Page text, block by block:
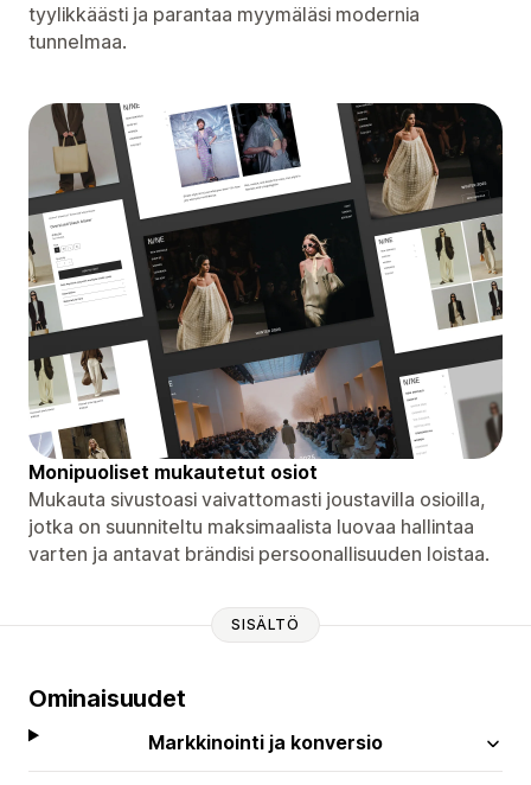
tyylikkäästi ja parantaa myymäläsi modernia
tunnelmaa.
Monipuoliset mukautetut osiot
Mukauta sivustoasi vaivattomasti joustavilla osioilla,
jotka on suunniteltu maksimaalista luovaa hallintaa
varten ja antavat brändisi persoonallisuuden loistaa.
SISÄLTÖ
Ominaisuudet
Markkinointi ja konversio